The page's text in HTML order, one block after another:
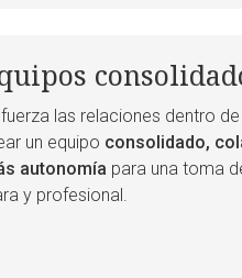
las relaciones dentro
un equipo consolidado,
autonomía para una toma
y profesional.